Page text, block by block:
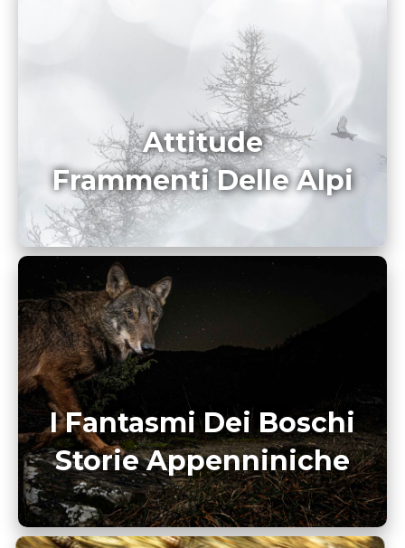
Attitude
Frammenti Delle Alpi
I Fantasmi Dei Boschi
Storie Appenniniche